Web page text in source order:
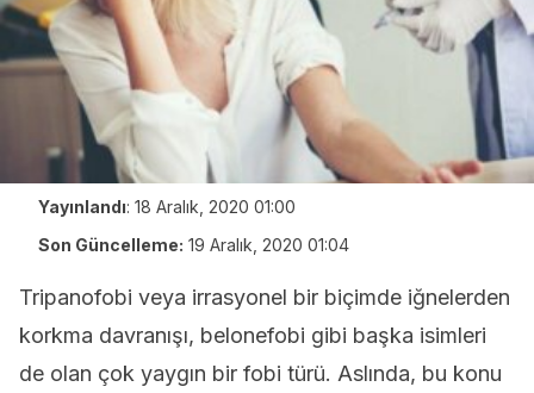
Yayınlandı: 18 Aralık, 2020 01:00
Son Güncelleme: 19 Aralık, 2020 01:04
Tripanofobi veya irrasyonel bir biçimde iğnelerden
korkma davranışı, belonefobi gibi başka isimleri
de olan çok yaygın bir fobi türü. Aslında, bu konu